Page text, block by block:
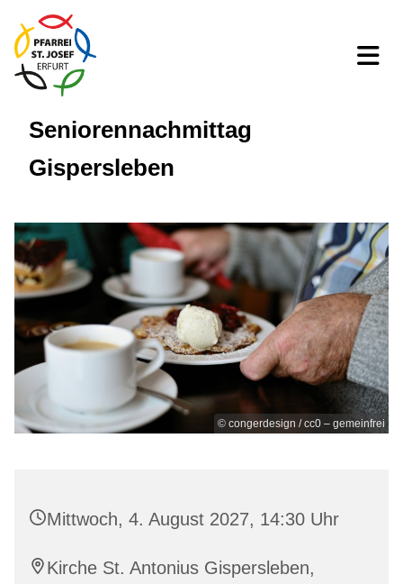
Seniorennachmittag
Gispersleben
© congerdesign / cc0 – gemeinfrei
Mittwoch, 4. August 2027, 14:30 Uhr
Kirche St. Antonius Gispersleben,